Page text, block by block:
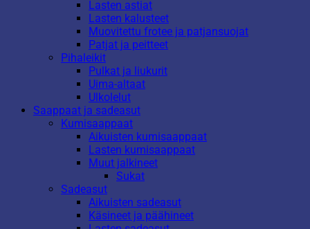
Lasten astiat
Lasten kalusteet
Muovitettu frotee ja patjansuojat
Patjat ja peitteet
Pihaleikit
Pulkat ja liukurit
Uima-altaat
Ulkolelut
Saappaat ja sadeasut
Kumisaappaat
Aikuisten kumisaappaat
Lasten kumisaappaat
Muut jalkineet
Sukat
Sadeasut
Aikuisten sadeasut
Käsineet ja päähineet